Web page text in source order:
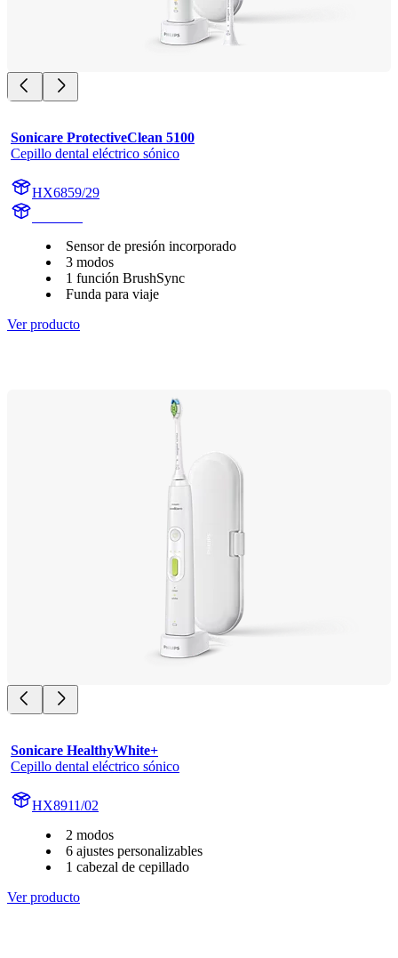
Sonicare ProtectiveClean 5100
Cepillo dental eléctrico sónico
HX6859/29
Sensor de presión incorporado
3 modos
1 función BrushSync
Funda para viaje
Ver producto
Sonicare HealthyWhite+
Cepillo dental eléctrico sónico
HX8911/02
2 modos
6 ajustes personalizables
1 cabezal de cepillado
Ver producto